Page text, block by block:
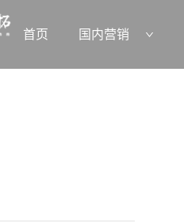
首页 国内营销